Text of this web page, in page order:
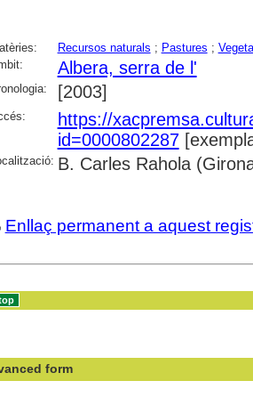
Recursos naturals ; Pastures ;
Albera, serra de l'
[2003]
https://
id=0000802287
B. Carles Rahola
Enllaç permanent a aquest
form